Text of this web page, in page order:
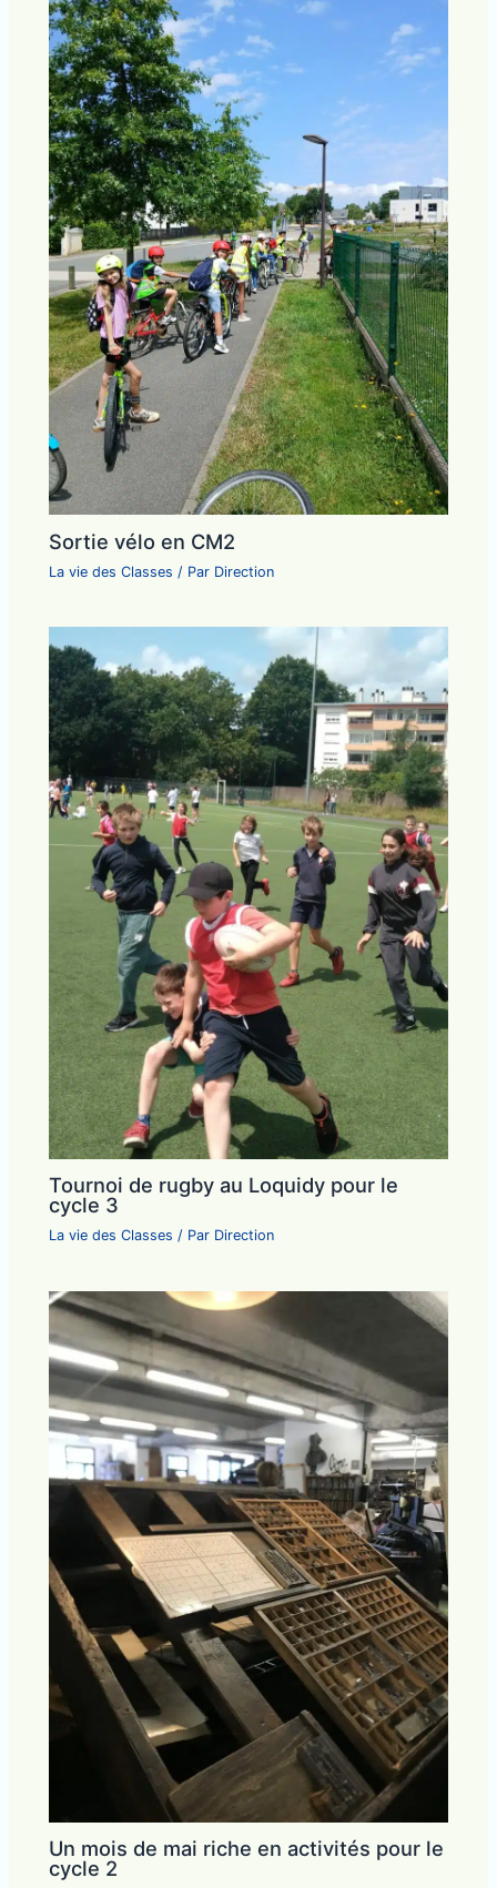
Sortie vélo en CM2
La vie des Classes / Par Direction
Tournoi de rugby au Loquidy pour le
cycle 3
La vie des Classes / Par Direction
Un mois de mai riche en activités pour le
cycle 2